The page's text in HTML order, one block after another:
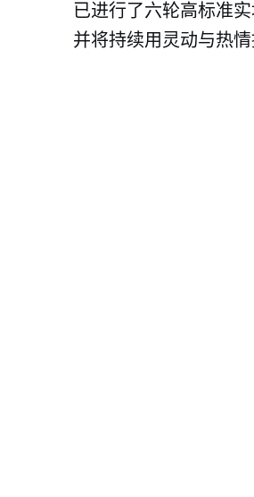
已进行了六轮高标准
并将持续用灵动与热